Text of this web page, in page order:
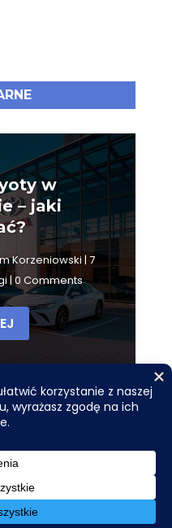
w
– jaki
Korzeniowski | 7
| 0 Comments
– Wszelkie prawa